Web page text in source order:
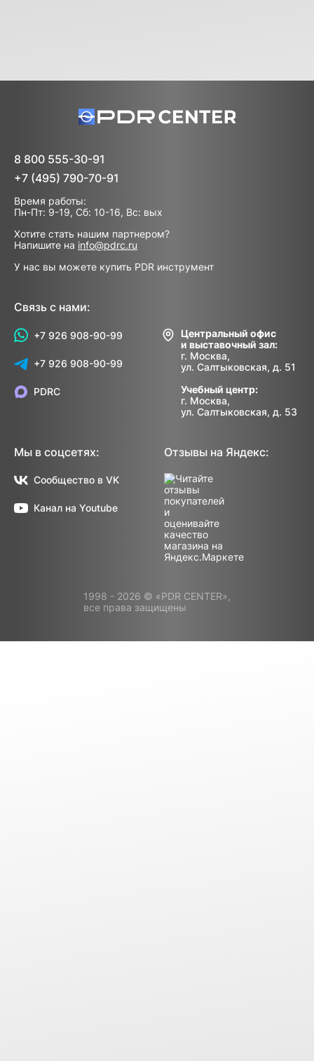
8 800 555-30-91
+7 (495) 790-70-91
Время работы:
Пн-Пт: 9-19, Сб: 10-16, Вс: вых
Хотите стать нашим партнером?
Напишите на info@pdrc.ru
У нас вы можете купить PDR инструмент
Связь с нами:
+7 926 908-90-99
+7 926 908-90-99
Центральный офис
и выставочный зал:
г. Москва,
ул. Салтыковская, д. 51
Учебный центр:
г. Москва,
ул. Салтыковская, д. 53
PDRC
Мы в соцсетях:
Сообщество в VK
Канал на Youtube
Отзывы на Яндекс:
1998 - 2026 © «PDR CENTER»,
все права защищены